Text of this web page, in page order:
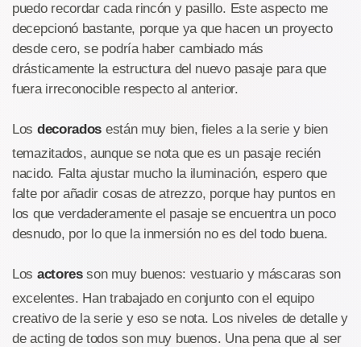
puedo recordar cada rincón y pasillo. Este aspecto me
decepcionó bastante, porque ya que hacen un proyecto
desde cero, se podría haber cambiado más
drásticamente la estructura del nuevo pasaje para que
fuera irreconocible respecto al anterior.
Los decorados están muy bien, fieles a la serie y bien
temazitados, aunque se nota que es un pasaje recién
nacido. Falta ajustar mucho la iluminación, espero que
falte por añadir cosas de atrezzo, porque hay puntos en
los que verdaderamente el pasaje se encuentra un poco
desnudo, por lo que la inmersión no es del todo buena.
Los actoresson muy buenos: vestuario y máscaras son
excelentes. Han trabajado en conjunto con el equipo
creativo de la serie y eso se nota. Los niveles de detalle y
de acting de todos son muy buenos. Una pena que al ser